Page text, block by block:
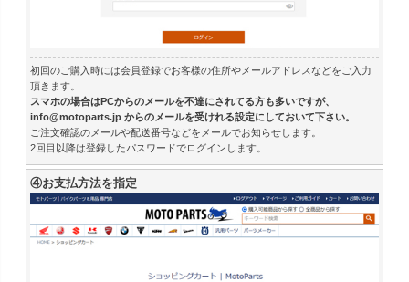
初回のご購入時には会員登録でお客様の住所やメールアドレスなどをご入力
頂きます。
スマホの場合はPCからのメールを不達にされてる方も多いですが、
info@motoparts.jp からのメールを受けれる設定にしておいて下さい。
ご注文確認のメールや配送番号などをメールでお知らせします。
2回目以降は登録したパスワードでログインします。
④お支払方法を指定